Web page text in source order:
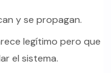
y se propagan.
legítimo pero que
el sistema.